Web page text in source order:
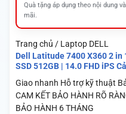
Quà tặng áp dụng theo nội dung
mãi.
Trang chủ / Laptop DELL
Dell Latitude 7400 X360 2 in
SSD 512GB | 14.0 FHD iPS
Giao nhanh Hỗ trợ kỹ thuật
CAM KẾT BẢO HÀNH RÕ
BẢO HÀNH 6 THÁNG